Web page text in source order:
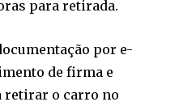
para retirada.
por e-
de firma e
retirar o carro no